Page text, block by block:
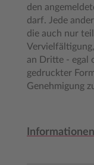
den
darf. Jede
die auch nur
an Dritte - egal
gedruckter
Genehmigung